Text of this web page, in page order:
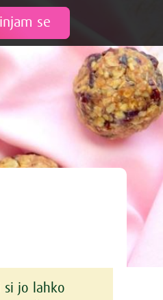
si jo lahko
se